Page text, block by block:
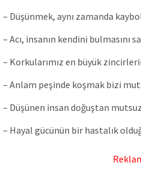
– Düşünmek, aynı zamanda
– Acı, insanın kendini bulmasını
– Korkularımız en büyük
– Anlam peşinde koşmak bizi
– Düşünen insan doğuştan
– Hayal gücünün bir hastalık